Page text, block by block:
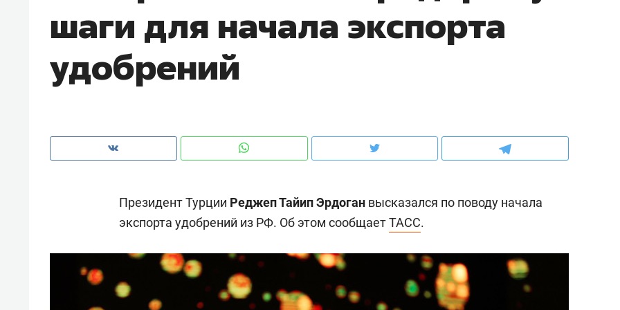
шаги для начала экспорта
удобрений
Президент Турции Реджеп Тайип Эрдоган высказался по поводу начала
экспорта удобрений из РФ. Об этом сообщаетТАСС.
чем интересен Оман?
клиентах и чудных запросах мастеров
Рекомендуем
Как ГК «МИР ГРУПП» и ВТБ
создают оазис жилого
комфорта под Казанью
Рекомендуем
150 камер до квартиры и Face
ID вместо ключа: какой будет
безопасность в ЖК «Нова»
Рекомендуем
Опыт выживания в
природе, работа